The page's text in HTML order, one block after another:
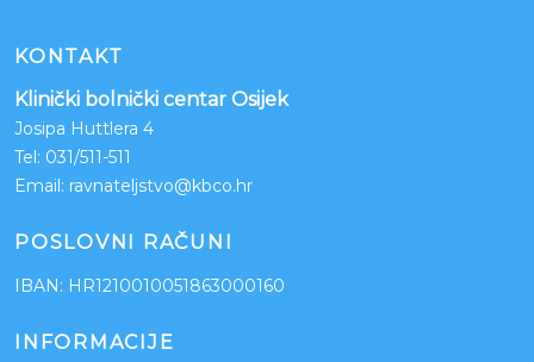
KONTAKT
Klinički bolnički centar Osijek
Josipa Huttlera 4
Tel: 031/511-511
Email: ravnateljstvo@kbco.hr
POSLOVNI RAČUNI
IBAN: HR1210010051863000160
INFORMACIJE